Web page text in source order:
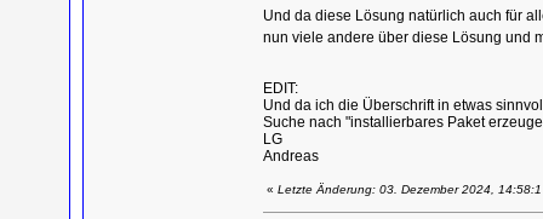
Und da diese Lösung natürlich auch für
nun viele andere über diese Lösung und
EDIT:
Und da ich die Überschrift in etwas
Suche nach "installierbares Paket
LG
Andreas
« Letzte Änderung: 03. Dezember 2024,